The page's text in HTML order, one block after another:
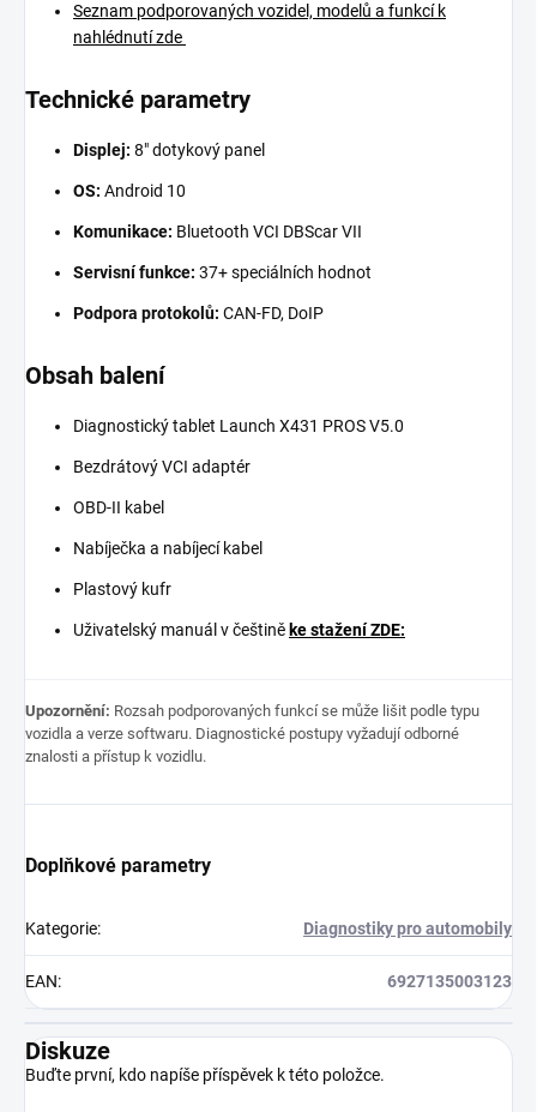
Seznam podporovaných vozidel, modelů a funkcí k
nahlédnutí zde
Technické parametry
Displej: 8" dotykový panel
OS: Android 10
Komunikace: Bluetooth VCI DBScar VII
Servisní funkce: 37+ speciálních hodnot
Podpora protokolů: CAN-FD, DoIP
Obsah balení
Diagnostický tablet Launch X431 PROS V5.0
Bezdrátový VCI adaptér
OBD-II kabel
Nabíječka a nabíjecí kabel
Plastový kufr
Uživatelský manuál v češtině ke stažení ZDE:
Upozornění: Rozsah podporovaných funkcí se může lišit podle typu
vozidla a verze softwaru. Diagnostické postupy vyžadují odborné
znalosti a přístup k vozidlu.
Doplňkové parametry
Kategorie: Diagnostiky pro automobily
EAN: 6927135003123
Diskuze
Buďte první, kdo napíše příspěvek k této položce.